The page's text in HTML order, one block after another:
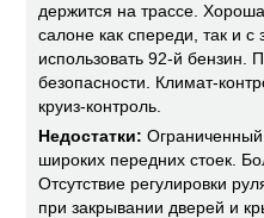
держится на трассе.
салоне как спереди, так и с
использовать 92-й бензин.
безопасности. Климат-
круиз-контроль.
Недостатки: Ограниченный
широких передних стоек.
Отсутствие регулировки
при закрывании дверей и